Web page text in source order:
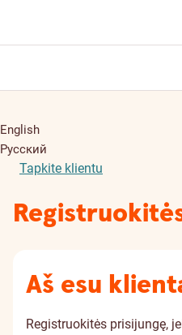
English
Русский
Tapkite klientu
Aš esu
Registruokitės prisijungę,